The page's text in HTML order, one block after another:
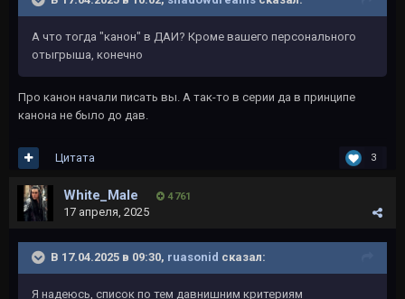
А что тогда "канон" в ДАИ? Кроме вашего персонального
отыгрыша, конечно
Про канон начали писать вы. А так-то в серии да в принципе
канона не было до дав.
3
Цитата
White_Male 4 761
17 апреля, 2025
В 17.04.2025 в 09:30, ruasonid сказал:
Я надеюсь, список по тем давнишним критериям